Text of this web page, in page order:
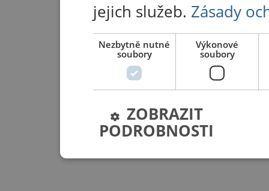
jejich služeb. Zásady
Nezbytně nutné
soubory
Výkonové
soubory
ZOBRAZIT
PODROBNOSTI